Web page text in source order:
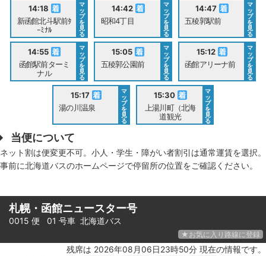
14:18
新函館北斗駅前ﾀ
ｰﾐﾅﾙ
マ
ッ
プ
を
見
る
14:42
昭和4丁目
マ
ッ
プ
を
見
る
14:47
五稜郭駅前
マ
ッ
プ
を
見
る
14:55
函館駅前ターミ
ナル
マ
ッ
プ
を
見
る
15:05
五稜郭公園前
マ
ッ
プ
を
見
る
15:12
函館アリーナ前
マ
ッ
プ
を
見
る
15:17
湯の川温泉
マ
ッ
プ
を
見
る
15:30
上湯川町（北海
道観光
マ
ッ
プ
を
見
る
当便について
ネット割は便変更不可。小人・学生・障がい者割引は通常運賃を選択。
事前に北海道バスのホームページで停留所の位置をご確認ください。
札幌・函館ニュースター号
0015 便 01 号車 北海道バス
★お気に入り路線に登録
残席は 2026年08月06日23時50分 現在の情報です。